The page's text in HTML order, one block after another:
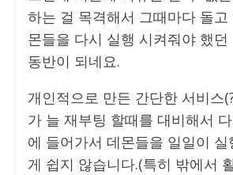
하는 걸 목격해서 그때마다 돌고
몬들을 다시 실행 시켜줘야 했던
동반이 되네요.
개인적으로 만든 간단한 서비스
가 늘 재부팅 할때를 대비해서
에 들어가서 데몬들을 일일이
게 쉽지 않습니다.(특히 밖에서